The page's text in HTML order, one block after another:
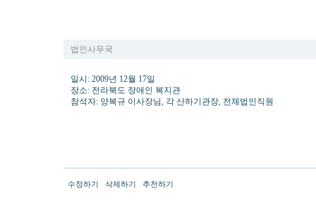
법인사무국
일시: 2009년 12월 17일
장소: 전라북도 장애인 복지관
참석자: 양복규 이사장님, 각 산하기관장, 전체법인직원
수정하기 삭제하기 추천하기